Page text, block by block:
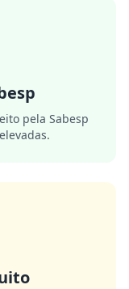
pela Sabesp